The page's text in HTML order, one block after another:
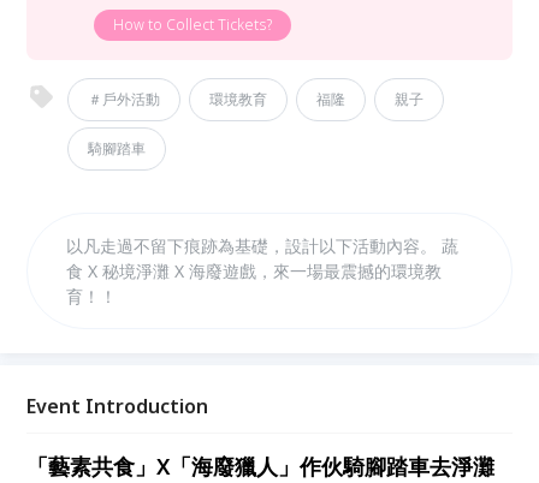
How to Collect Tickets?
＃戶外活動 環境教育 福隆 親子
騎腳踏車
以凡走過不留下痕跡為基礎，設計以下活動內容。 蔬
食 X 秘境淨灘 X 海廢遊戲，來一場最震撼的環境教
育！！
Event Introduction
「藝素共食」X「海廢獵人」作伙騎腳踏車去淨灘